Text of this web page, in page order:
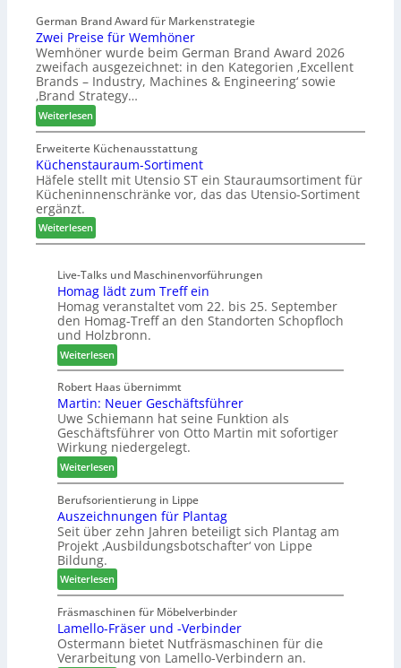
e
r
t
Z
u
k
u
n
f
t
s
s
t
F
ü
h
r
u
n
g
a
n
v
e
d
i
u
n
d
H
u
b
t
e
x
s
t
l
l
e
n
a
u
German Brand Award für Markenstrategie
Zwei Preise für Wemhöner
Wemhöner wurde beim German Brand Award 2026
zweifach ausgezeichnet: in den Kategorien ‚Excellent
Brands – Industry, Machines & Engineering‘ sowie
‚Brand Strategy…
Weiterlesen:
Z
w
e
i
P
e
i
f
ü
r
W
e
m
h
ö
n
e
r
Erweiterte Küchenausstattung
Küchenstauraum-Sortiment
Häfele stellt mit Utensio ST ein Stauraumsortiment für
Kücheninnenschränke vor, das das Utensio-Sortiment
ergänzt.
Weiterlesen:
K
c
h
e
n
s
t
a
u
r
a
u
m
-
S
o
r
t
i
m
e
n
t
Live-Talks und Maschinenvorführungen
Homag lädt zum Treff ein
Homag veranstaltet vom 22. bis 25. September
den Homag-Treff an den Standorten Schopfloch
und Holzbronn.
Weiterlesen:
H
o
m
a
g
l
ä
d
t
z
u
m
r
e
f
f
e
i
Robert Haas übernimmt
Martin: Neuer Geschäftsführer
Uwe Schiemann hat seine Funktion als
Geschäftsführer von Otto Martin mit sofortiger
Wirkung niedergelegt.
Weiterlesen:
M
a
r
t
i
:
N
e
u
e
r
Berufsorientierung in Lippe
Auszeichnungen für Plantag
Seit über zehn Jahren beteiligt sich Plantag am
Projekt ‚Ausbildungsbotschafter‘ von Lippe
Bildung.
Weiterlesen:
A
u
s
z
e
Fräsmaschinen für Möbelverbinder
Lamello-Fräser und -Verbinder
Ostermann bietet Nutfräsmaschinen für die
Verarbeitung von Lamello-Verbindern an.